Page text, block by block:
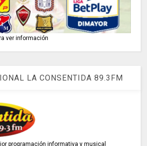
ver información
LA CONSENTIDA 89.3FM
programación informativa y musical